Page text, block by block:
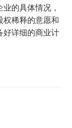
的具体情况，
权稀释的意愿和
好详细的商业计